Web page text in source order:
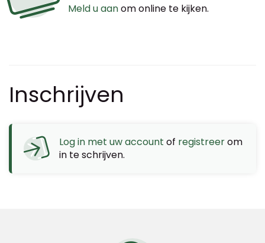
Meld u aanom online te kijken.
Inschrijven
Log in met uw account of registreerom
in te schrijven.